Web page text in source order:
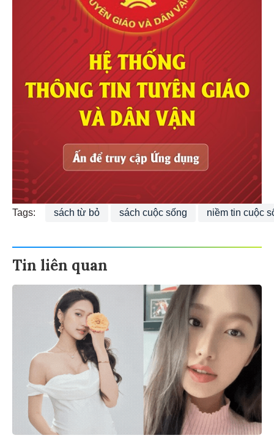
Tags: sách từ bỏ sách cuộc sống niềm tin cuộc
Tin liên quan